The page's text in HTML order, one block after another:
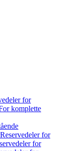
for
komplette
Reservedeler for
for